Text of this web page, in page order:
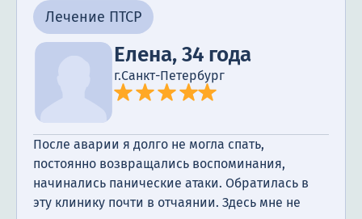
Лечение ПТСР
Елена, 34 года
г.Санкт-Петербург
После аварии я долго не могла спать,
постоянно возвращались воспоминания,
начинались панические атаки. Обратилась в
эту клинику почти в отчаянии. Здесь мне не